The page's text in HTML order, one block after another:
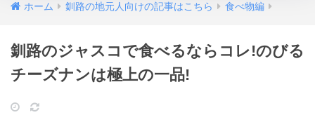
ホーム 釧路の地元人向けの記事はこちら 食べ物編
釧路のジャスコで食べるならコレ!のびる
チーズナンは極上の一品!